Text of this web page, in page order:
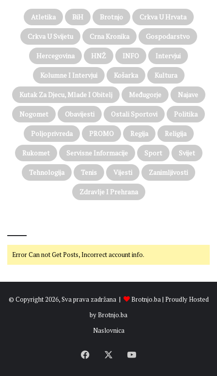
Atletika BiH Brotnjo Crkva U Hrvata
Crkva U Svijetu Crna Kronika Gospodarstvo
Hercegovina HNŽ INFO Intervjui
Kolumne I Intervjui Košarka Kultura
Kutak Za Djecu, Mlade I Obitelj Međugorje Najave
Nogomet Obavijesti Ostali Sportovi Politika
Poljoprivreda PROMO Regija Religija
Rukomet Servisne Informacije Sport Svijet
Tehnologija Tenis Vijesti Zanimljivosti
Zdravlje I Prehrana
Error Can not Get Posts, Incorrect account info.
© Copyright 2026, Sva prava zadržana | Brotnjo.ba| Proudly Hosted
byBrotnjo.ba
Naslovnica
Facebook YouTube